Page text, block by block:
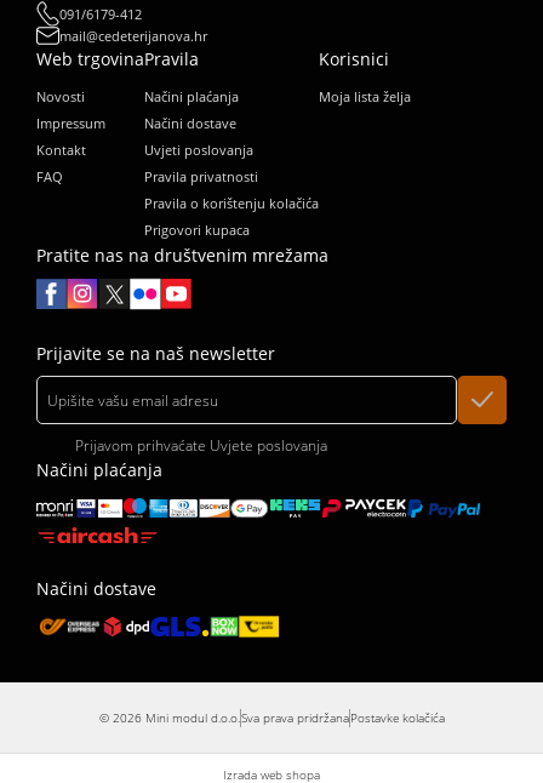
091/6179-412
mail@cedeterijanova.hr
Web trgovina
Novosti
Impressum
Kontakt
FAQ
Pravila
Načini plaćanja
Načini dostave
Uvjeti poslovanja
Pravila privatnosti
Pravila o korištenju kolačića
Prigovori kupaca
Korisnici
Moja lista želja
Prijavite se na naš newsletter
Prijavom prihvaćate Uvjete poslovanja
Pratite nas na društvenim mrežama
Načini plaćanja
Načini dostave
© 2026 Mini modul d.o.o.Sva prava pridržanaPostavke kolačića
Izrada web shopa